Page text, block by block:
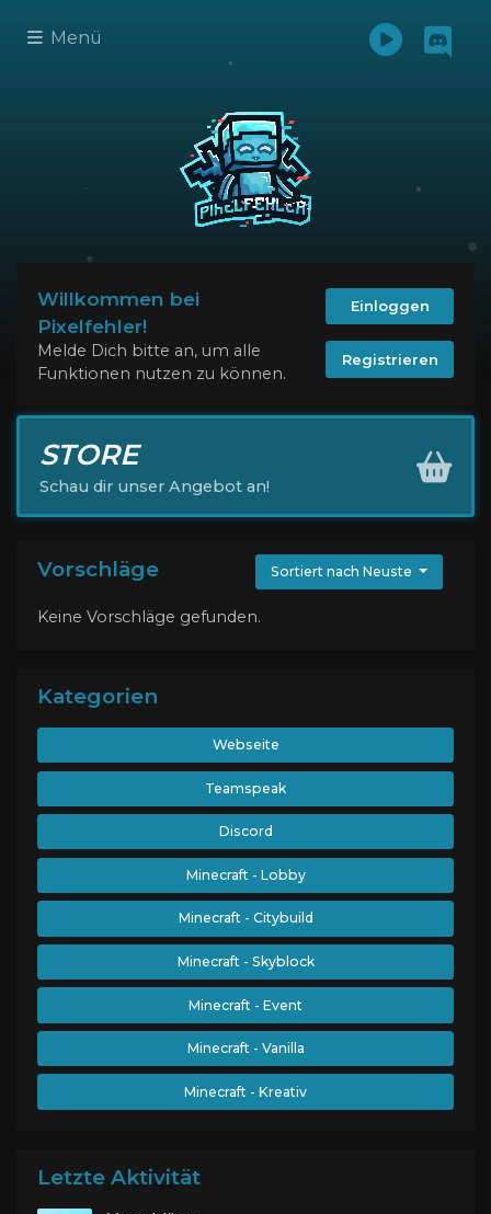
Menü
Willkommen bei
Pixelfehler!
Melde Dich bitte an, um alle
Funktionen nutzen zu können.
Einloggen
Registrieren
STORE
Schau dir unser Angebot an!
Vorschläge Sortiert nach Neuste
Keine Vorschläge gefunden.
Kategorien
Webseite
Teamspeak
Discord
Minecraft - Lobby
Minecraft - Citybuild
Minecraft - Skyblock
Minecraft - Event
Minecraft - Vanilla
Minecraft - Kreativ
Letzte Aktivität